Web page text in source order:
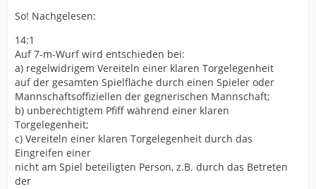
So! Nachgelesen:
14:1
Auf 7-m-Wurf wird entschieden bei:
a) regelwidrigem Vereiteln einer klaren Torgelegenheit
auf der gesamten Spielfläche durch einen Spieler oder
Mannschaftsoffiziellen der gegnerischen Mannschaft;
b) unberechtigtem Pfiff während einer klaren
Torgelegenheit;
c) Vereiteln einer klaren Torgelegenheit durch das
Eingreifen einer
nicht am Spiel beteiligten Person, z.B. durch das Betreten
der